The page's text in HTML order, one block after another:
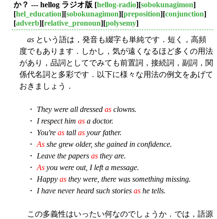
か？ --- hellog ラジオ版 [hellog-radio][sobokunagimon]
[hel_education][sobokunagimon][preposition][conjunction]
[adverb][relative_pronoun][polysemy]
as という語は，発音も綴字も単純です．短く，高頻
度でもあります．しかし，気が遠くなるほど多くの用法
があり，品詞としてでみても前置詞，接続詞，副詞，関
係代名詞と多彩です．以下に様々な用法の例文をあげて
おきましょう．
・ They were all dressed as clowns.
・ I respect him as a doctor.
・ You're as tall as your father.
・ As she grew older, she gained in confidence.
・ Leave the papers as they are.
・ As you were out, I left a message.
・ Happy as they were, there was something missing.
・ I have never heard such stories as he tells.
この多義性はいったい何なのでしょうか．では，語源